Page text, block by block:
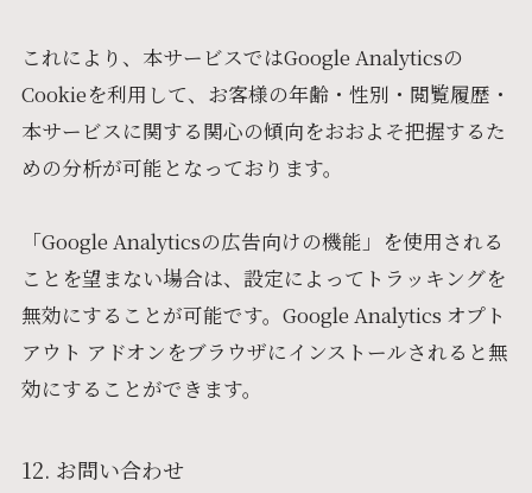
これにより、本サービスではGoogle Analyticsの
Cookieを利用して、お客様の年齢・性別・閲覧履歴・
本サービスに関する関心の傾向をおおよそ把握するた
めの分析が可能となっております。
「Google Analyticsの広告向けの機能」を使用される
ことを望まない場合は、設定によってトラッキングを
無効にすることが可能です。Google Analytics オプト
アウト アドオンをブラウザにインストールされると無
効にすることができます。
12. お問い合わせ